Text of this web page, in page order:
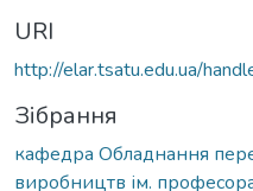
URI
http://elar.tsatu.edu.ua/
Зібрання
кафедра Обладнання
виробництв ім.